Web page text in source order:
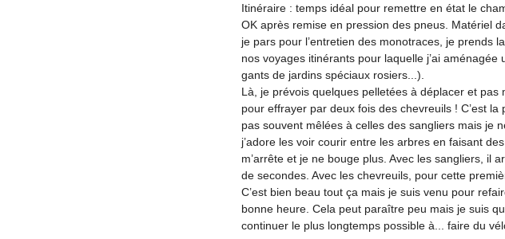
Itinéraire : temps idéal pour remettre en état le
OK après remise en pression des pneus. Matériel
je pars pour l’entretien des monotraces, je prends
nos voyages itinérants pour laquelle j’ai
gants de jardins spéciaux rosiers...).
Là, je prévois quelques pelletées à déplacer et
pour effrayer par deux fois des chevreuils ! C’est
pas souvent mêlées à celles des sangliers mais je
j’adore les voir courir entre les arbres en faisant
m’arrête et je ne bouge plus. Avec les sangliers, il
de secondes. Avec les chevreuils, pour cette
C’est bien beau tout ça mais je suis venu pour
bonne heure. Cela peut paraître peu mais je suis
continuer le plus longtemps possible à... faire du